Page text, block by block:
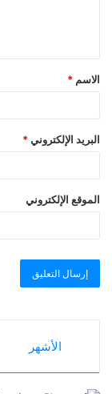
الاسم *
البريد الإلكتروني *
الموقع الإلكتروني
الأشهر